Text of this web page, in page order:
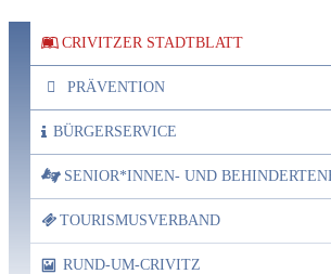
CRIVITZER STADTBLATT
PRÄVENTION
BÜRGERSERVICE
SENIOR*INNEN- UND
TOURISMUSVERBAND
RUND-UM-CRIVITZ